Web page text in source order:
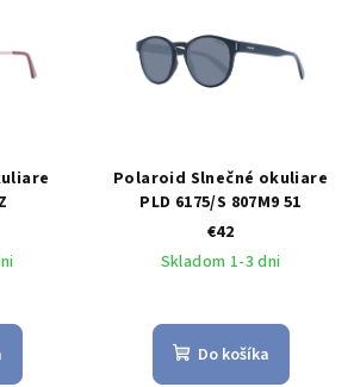
Polaroid Slnečné okuliare
PLD 6175/S 807M9 51
€42
Skladom 1-3 dni
Do košíka